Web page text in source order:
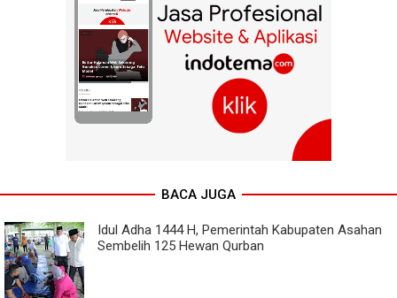
BACA JUGA
Idul Adha 1444 H, Pemerintah Kabupaten Asahan
Sembelih 125 Hewan Qurban